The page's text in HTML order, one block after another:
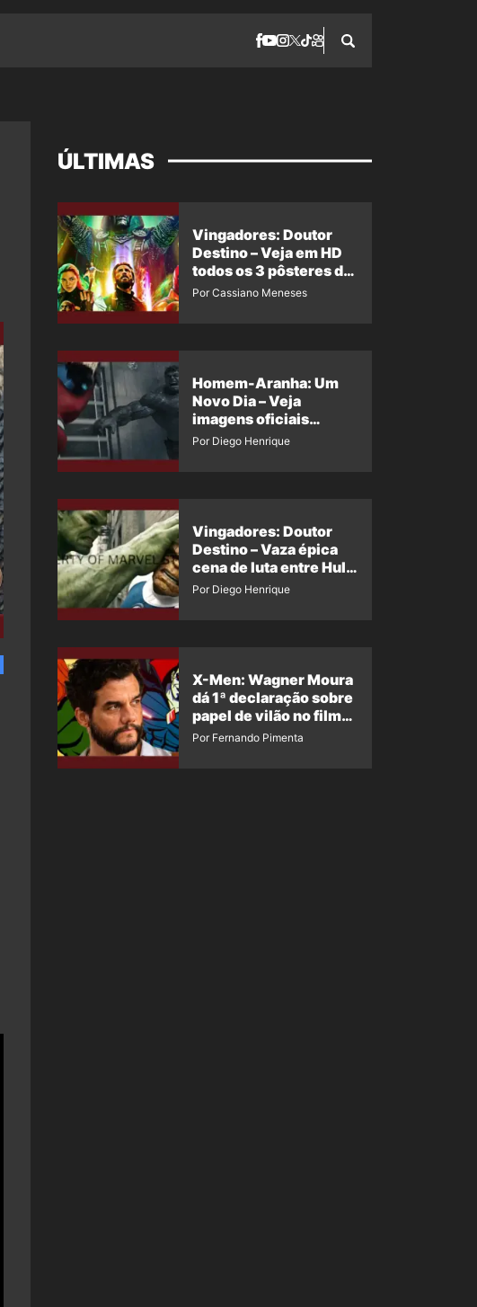
ÚLTIMAS
Vingadores: Doutor
Destino – Veja em HD
todos os 3 pôsteres de
‘Doomsday’ + 1 imagem
Por Cassiano Meneses
Homem-Aranha: Um
Novo Dia – Veja
imagens oficiais
descartadas do Hulk
Por Diego Henrique
Vingadores: Doutor
Destino – Vaza épica
cena de luta entre Hulk
e o Coisa
Por Diego Henrique
X-Men: Wagner Moura
dá 1ª declaração sobre
papel de vilão no filme
da Marvel
Por Fernando Pimenta